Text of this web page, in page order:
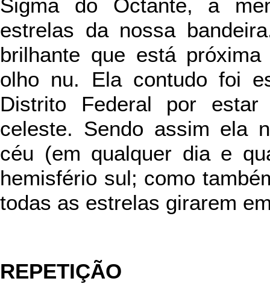
Sigma do Octante, a
estrelas da nossa
brilhante que está
olho nu. Ela contudo foi
Distrito Federal por
celeste. Sendo assim ela
céu (em qualquer dia e
hemisfério sul; como
todas as estrelas girarem
REPETIÇÃO